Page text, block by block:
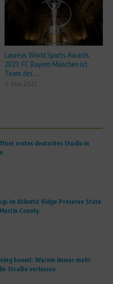
Laureus World Sports Awards
2021: FC Bayern München ist
Team des ...
6. Mai 2021
erstes deutsches Studio in
im Atlantic Ridge Preserve State
County
boomt: Warum immer mehr
Straße verlassen